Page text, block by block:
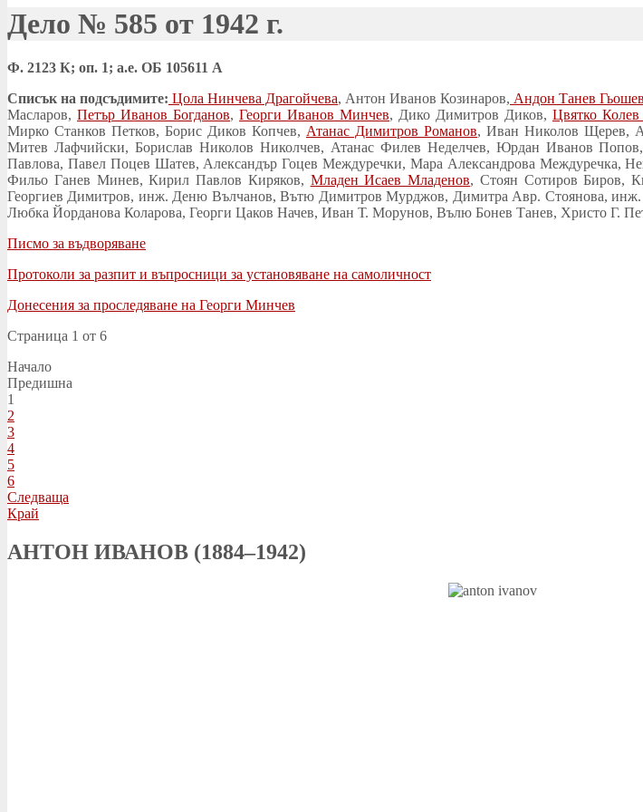
Дело № 585 от 1942 г.
Ф. 2123 К; оп. 1; а.е. ОБ 105611 А
Списък на подсъдимите: Цола Нинчева Драгойчева, Антон Иванов Козинаров, Андон Танев Гьошев
Масларов, Петър Иванов Богданов, Георги Иванов Минчев, Дико Димитров Диков, Цвятко
Мирко Станков Петков, Борис Диков Копчев, Атанас Димитров Романов, Иван Николов Щерев,
Митев Лафчийски, Борислав Николов Николчев, Атанас Филев Неделчев, Юрдан Иванов
Павлова, Павел Поцев Шатев, Александър Гоцев Междуречки, Мара Александрова Междуречка,
Фильо Ганев Минев, Кирил Павлов Киряков, Младен Исаев Младенов, Стоян Сотиров Биров,
Георгиев Димитров, инж. Деню Вълчанов, Вътю Димитров Мурджов, Димитра Авр. Стоянова, инж.
Любка Йорданова Коларова, Георги Цаков Начев, Иван Т. Морунов, Вълю Бонев Танев, Христо Г.
Писмо за въдворяване
Протоколи за разпит и въпросници за установяване на самоличност
Донесения за проследяване на Георги Минчев
Страница 1 от 6
Начало
Предишна
1
2
3
4
5
6
Следваща
Край
АНТОН ИВАНОВ (1884–1942)